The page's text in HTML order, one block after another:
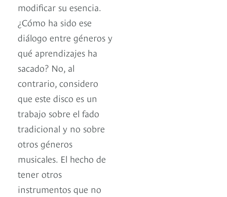
modificar su esencia.
¿Cómo ha sido ese
diálogo entre géneros y
qué aprendizajes ha
sacado? No, al
contrario, considero
que este disco es un
trabajo sobre el fado
tradicional y no sobre
otros géneros
musicales. El hecho de
tener otros
instrumentos que no